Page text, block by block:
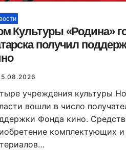
Культуры «Родина»
получил
учреждения культуры
вошли в число
Фонда кино.
комплектующих